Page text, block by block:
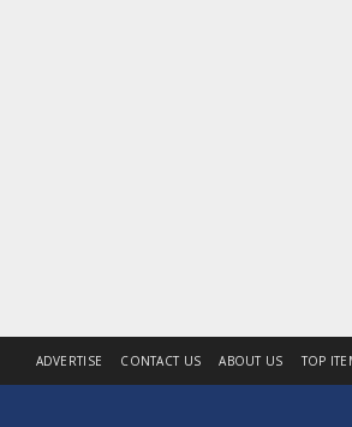
ADVERTISE CONTACT US ABOUT US TOP